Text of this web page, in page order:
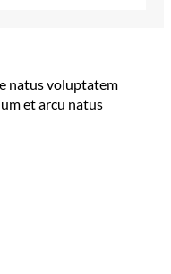
natus voluptatem
et arcu natus